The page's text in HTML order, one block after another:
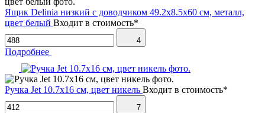
Ящик Delinia низкий с доводчиком 49.2х8.5х60 см, металл,
цвет белый Входит в стоимость*
4
Подробнее
Ручка Jet 10.7х16 см, цвет никель Входит в стоимость*
7